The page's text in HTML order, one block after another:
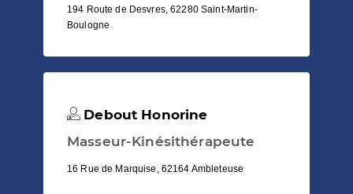
194 Route de Desvres, 62280 Saint-Martin-
Boulogne
Debout Honorine
Masseur-Kinésithérapeute
16 Rue de Marquise, 62164 Ambleteuse